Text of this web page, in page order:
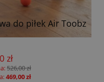
do piłek Air Toobz
zł
526,00 zł
469,00 zł